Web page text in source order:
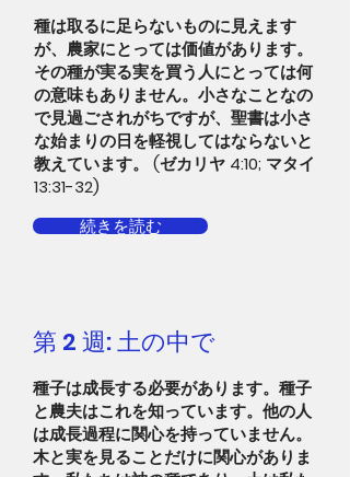
種は取るに足らないものに見えます
が、農家にとっては価値があります。
その種が実る実を買う人にとっては何
の意味もありません。小さなことなの
で見過ごされがちですが、聖書は小さ
な始まりの日を軽視してはならないと
教えています。 (ゼカリヤ 4:10; マタイ
13:31-32)
続きを読む
第 2 週: 土の中で
種子は成長する必要があります。種子
と農夫はこれを知っています。他の人
は成長過程に関心を持っていません。
木と実を見ることだけに関心がありま